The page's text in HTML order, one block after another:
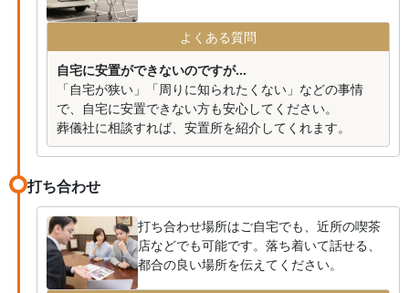
よくある質問
自宅に安置ができないのですが...
「自宅が狭い」「周りに知られたくない」などの事情
で、自宅に安置できない方も安心してください。
葬儀社に相談すれば、安置所を紹介してくれます。
打ち合わせ
打ち合わせ場所はご自宅でも、近所の喫茶
店などでも可能です。落ち着いて話せる、
都合の良い場所を伝えてください。